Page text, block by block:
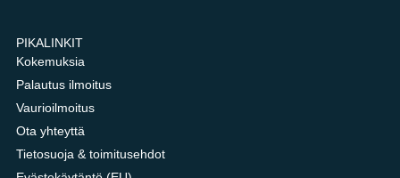
PIKALINKIT
Kokemuksia
Palautus ilmoitus
Vaurioilmoitus
Ota yhteyttä
Tietosuoja & toimitusehdot